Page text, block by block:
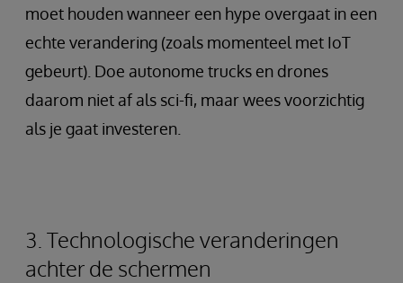
moet houden wanneer een hype overgaat in een
echte verandering (zoals momenteel met IoT
gebeurt). Doe autonome trucks en drones
daarom niet af als sci-fi, maar wees voorzichtig
als je gaat investeren.
3. Technologische veranderingen
achter de schermen